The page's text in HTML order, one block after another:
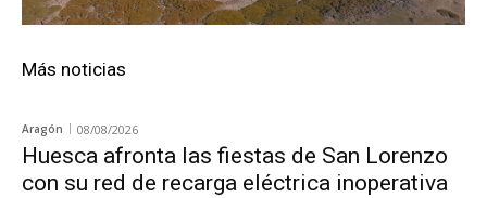
Más noticias
Aragón 08/08/2026
Huesca afronta las fiestas de San Lorenzo
con su red de recarga eléctrica inoperativa